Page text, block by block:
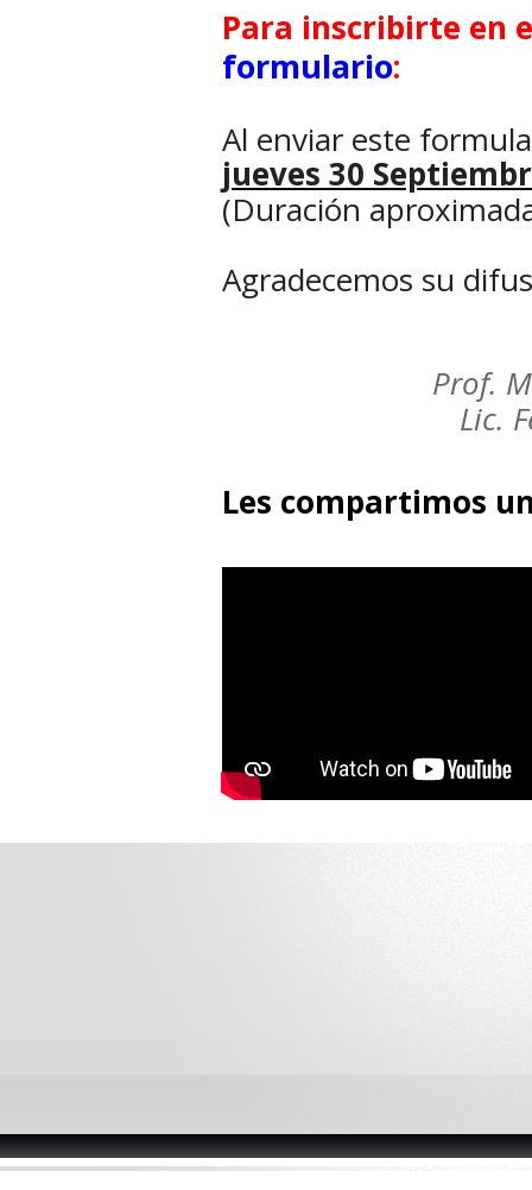
Para inscribirte en
formulario:
Al enviar este
jueves 30
(Duración
Agradecemos su
Prof.
Lic.
Les compartimos